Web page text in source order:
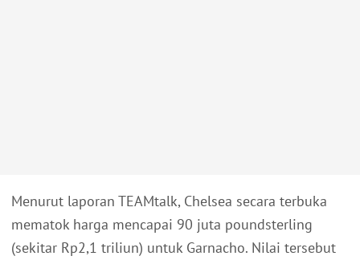
Menurut laporan TEAMtalk, Chelsea secara terbuka
mematok harga mencapai 90 juta poundsterling
(sekitar Rp2,1 triliun) untuk Garnacho. Nilai tersebut